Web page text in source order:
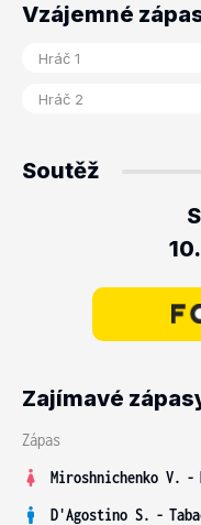
Vzájemné
Soutěž
Zajímavé
Zápas
Miroshnichenko V. -
D'Agostino S. -